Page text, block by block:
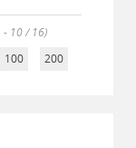
- 10 / 16)
100 200